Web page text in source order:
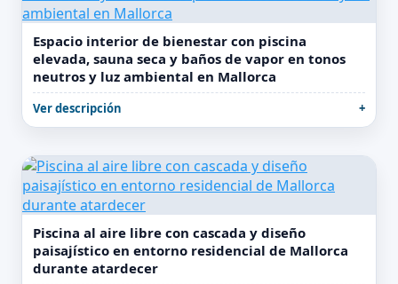
Espacio interior de bienestar con piscina
elevada, sauna seca y baños de vapor en tonos
neutros y luz ambiental en Mallorca
Ver descripción
Piscina al aire libre con cascada y diseño
paisajístico en entorno residencial de Mallorca
durante atardecer